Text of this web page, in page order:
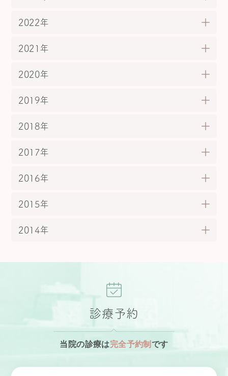
2022年
2021年
2020年
2019年
2018年
2017年
2016年
2015年
2014年
診療予約
当院の診療は完全予約制 です